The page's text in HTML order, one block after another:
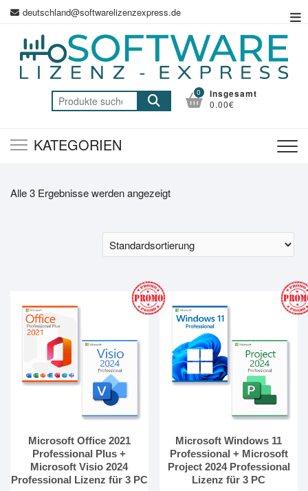
Zum
springen
deutschland@softwarelizenzexpress.de
Suche
nach:
0 Insgesamt
0.00€
KATEGORIEN
Alle 3 Ergebnisse werden angezeigt
Microsoft Office 2021
Professional Plus +
Microsoft Visio 2024
Professional Lizenz für 3 PC
Microsoft Windows 11
Professional + Microsoft
Project 2024 Professional
Lizenz für 3 PC